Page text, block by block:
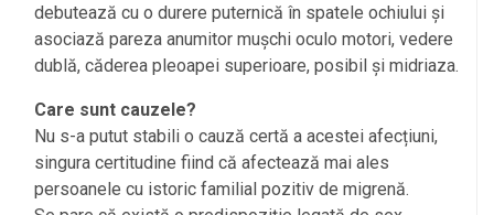
debutează cu o durere puternică în spatele ochiului și
asociază pareza anumitor mușchi oculo motori, vedere
dublă, căderea pleoapei superioare, posibil și midriaza.
Care sunt cauzele?
Nu s-a putut stabili o cauză certă a acestei afecțiuni,
singura certitudine fiind că afectează mai ales
persoanele cu istoric familial pozitiv de migrenă.